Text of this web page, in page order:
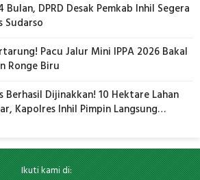
DPRD Desak Pemkab Inhil Segera
Sudarso
Pacu Jalur Mini IPPA 2026 Bakal
Ronge Biru
Berhasil Dijinakkan! 10 Hektare Lahan
Kapolres Inhil Pimpin Langsung
Ikuti kami di: